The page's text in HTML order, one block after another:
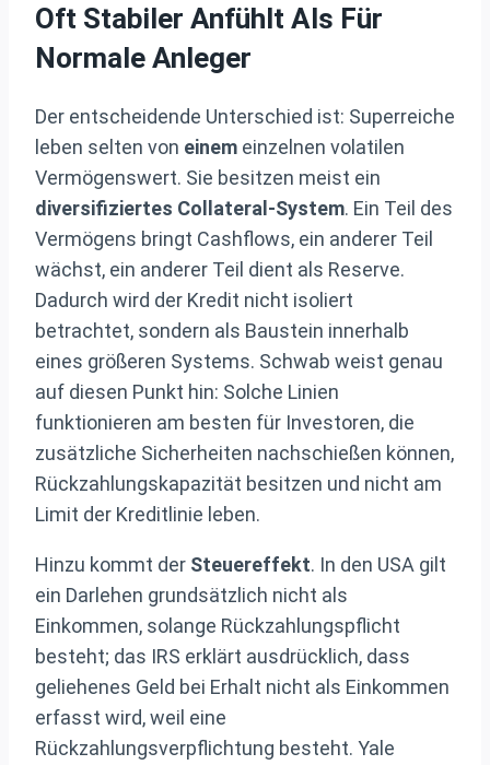
Oft Stabiler Anfühlt Als Für
Normale Anleger
Der entscheidende Unterschied ist: Superreiche
leben selten von einem einzelnen volatilen
Vermögenswert. Sie besitzen meist ein
diversifiziertes Collateral-System. Ein Teil des
Vermögens bringt Cashflows, ein anderer Teil
wächst, ein anderer Teil dient als Reserve.
Dadurch wird der Kredit nicht isoliert
betrachtet, sondern als Baustein innerhalb
eines größeren Systems. Schwab weist genau
auf diesen Punkt hin: Solche Linien
funktionieren am besten für Investoren, die
zusätzliche Sicherheiten nachschießen können,
Rückzahlungskapazität besitzen und nicht am
Limit der Kreditlinie leben.
Hinzu kommt der Steuereffekt. In den USA gilt
ein Darlehen grundsätzlich nicht als
Einkommen, solange Rückzahlungspflicht
besteht; das IRS erklärt ausdrücklich, dass
geliehenes Geld bei Erhalt nicht als Einkommen
erfasst wird, weil eine
Rückzahlungsverpflichtung besteht. Yale